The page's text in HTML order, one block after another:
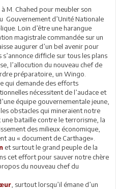
à M. Chahed pour meubler son
Gouvernement d’Unité Nationale
Loin d’être une harangue
magistrale commandée sur un
augurer d’un bel avenir pour
difficle sur tous les plans
l’allocution du nouveau chef de
préparatoire, un Wingo.
qui demande des efforts
nécessitent de l’audace et
équipe gouvernementale jeune,
obstacles qui mineraient notre
bataille contre le terrorisme, la
des milieux économique,
au « document de Carthage».
et surtout le grand peuple de la
cet effort pour sauver notre chère
du nouveau chef du
, surtout lorsqu’il émane d’un